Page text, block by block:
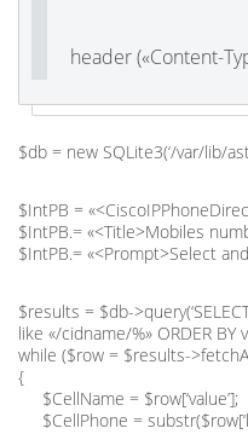
header («Content-
$db = new SQLite3(‘/var/lib/
$IntPB =
$IntPB.= «<Title>Mobiles
$IntPB.= «<Prompt>Select
$results = $db-
like «/cidname/%» ORDER BY
while ($row = $results-
{
$CellName = $row[‘value’];
$CellPhone =